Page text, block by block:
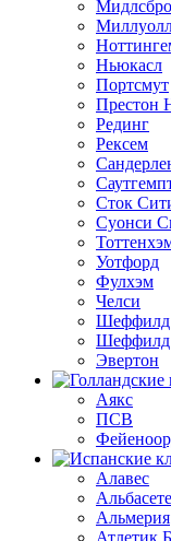
Мидлсбро
Ньюкасл
Портсмут
Престон
Рединг
Рексем
Сток
Суонси
Уотфорд
Фулхэм
Челси
Шеффилд
Эвертон
Аякс
ПСВ
Алавес
Альбасете
Альмерия
Атлетик